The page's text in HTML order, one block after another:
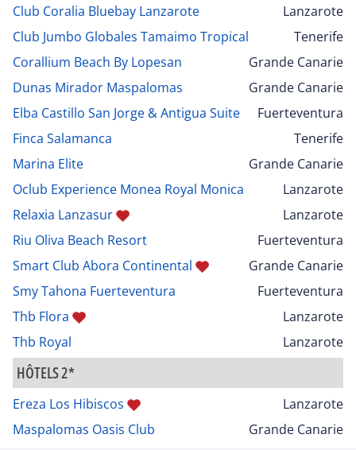
Club Coralia Bluebay Lanzarote
Lanzarote
Club Jumbo Globales Tamaimo Tropical
Tenerife
Corallium Beach By Lopesan
Grande Canarie
Dunas Mirador Maspalomas
Grande Canarie
Elba Castillo San Jorge & Antigua Suite
Fuerteventura
Finca Salamanca
Tenerife
Marina Elite
Grande Canarie
Oclub Experience Monea Royal Monica
Lanzarote
Relaxia Lanzasur
Lanzarote
Riu Oliva Beach Resort
Fuerteventura
Smart Club Abora Continental
Grande Canarie
Smy Tahona Fuerteventura
Fuerteventura
Thb Flora
Lanzarote
Thb Royal
Lanzarote
HÔTELS 2*
Ereza Los Hibiscos
Lanzarote
Maspalomas Oasis Club
Grande Canarie